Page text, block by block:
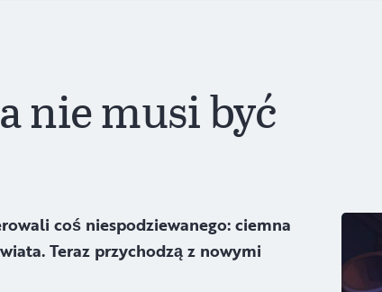
nie musi być
coś niespodziewanego: ciemna
Teraz przychodzą z nowymi